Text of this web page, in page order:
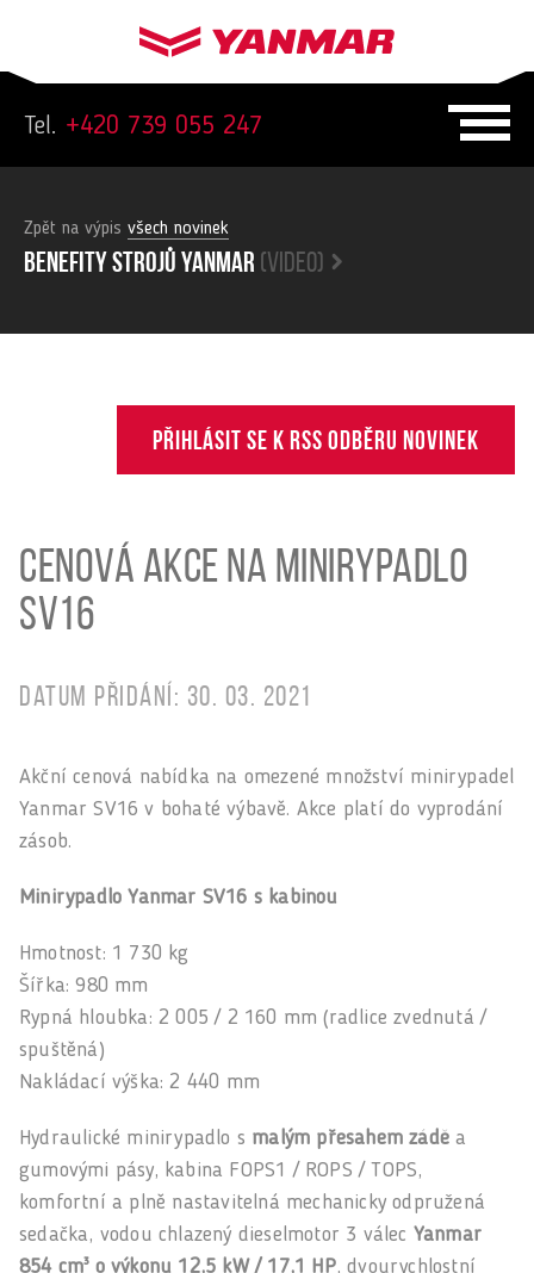
Tel. +420 739 055 247
Zpět na výpis všech novinek
Benefity strojů yanmar (video)
Přihlásit se k RSS odběru novinek
Cenová akce na minirypadlo
SV16
Datum přidání: 30. 03. 2021
Akční cenová nabídka na omezené množství minirypadel
Yanmar SV16 v bohaté výbavě. Akce platí do vyprodání
zásob.
Minirypadlo Yanmar SV16 s kabinou
Hmotnost: 1 730 kg
Šířka: 980 mm
Rypná hloubka: 2 005 / 2 160 mm (radlice zvednutá /
spuštěná)
Nakládací výška: 2 440 mm
Hydraulické minirypadlo s malým přesahem zádě a
gumovými pásy, kabina FOPS1 / ROPS / TOPS,
komfortní a plně nastavitelná mechanicky odpružená
sedačka, vodou chlazený dieselmotor 3 válec Yanmar
854 cm³ o výkonu 12,5 kW / 17,1 HP, dvourychlostní